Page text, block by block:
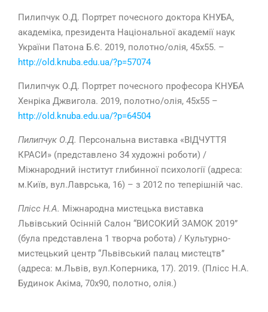
Пилипчук О.Д. Портрет почесного доктора КНУБА,
академіка, президента Національної академії наук
України Патона Б.Є. 2019, полотно/олія, 45х55. –
http://old.knuba.edu.ua/?p=57074
Пилипчук О.Д. Портрет почесного професора КНУБА
Хенріка Джвигола. 2019, полотно/олія, 45х55 –
http://old.knuba.edu.ua/?p=64504
Пилипчук О.Д. Персональна виставка «ВІДЧУТТЯ
КРАСИ» (представлено 34 художні роботи) /
Міжнародний інститут глибинної психології (адреса:
м.Київ, вул.Лаврська, 16) – з 2012 по теперішній час.
Плісс Н.А. Міжнародна мистецька виставка
Львівський Осінній Салон “ВИСОКИЙ ЗАМОК 2019”
(була представлена 1 творча робота) / Культурно-
мистецький центр “Львівський палац мистецтв”
(адреса: м.Львів, вул.Коперника, 17). 2019. (Плісс Н.А.
Будинок Акіма, 70х90, полотно, олія.)